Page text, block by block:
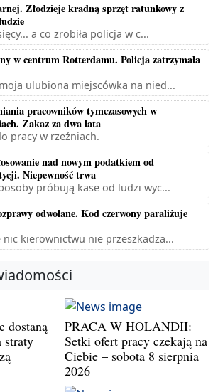
Złodzieje kradną sprzęt ratunkowy z
a co zrobiła policja w c...
w centrum Rotterdamu. Policja zatrzymała
ulubiona miejscówka na nied...
pracowników tymczasowych w
Zakaz za dwa lata
pracy w rzeźniach.
nad nowym podatkiem od
Niepewność trwa
próbują kase od ludzi wyc...
odwołane. Kod czerwony paraliżuje
nic kierownictwu nie przeszkadza...
dostaną
straty
PRACA W HOLANDII:
Setki ofert pracy czekają na
Ciebie – sobota 8 sierpnia
2026